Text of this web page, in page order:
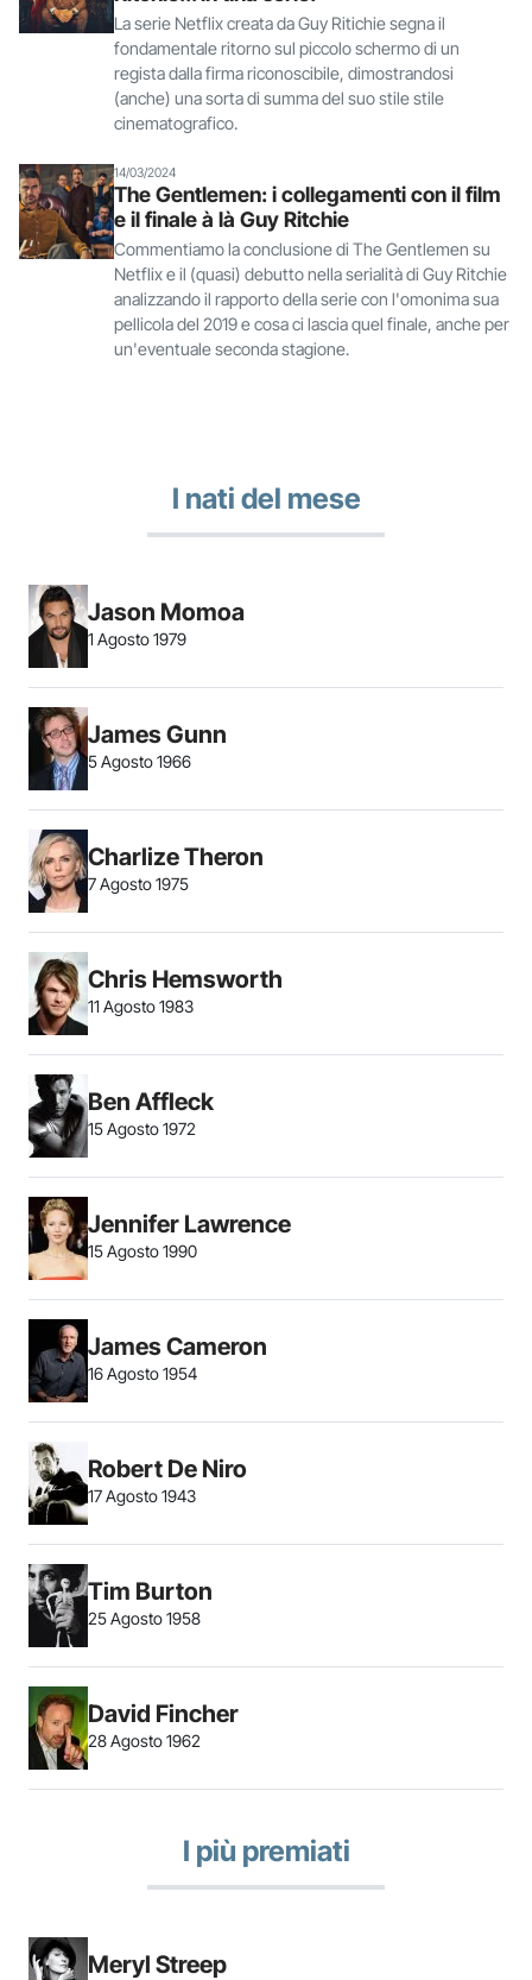
La serie Netflix creata da Guy Ritichie segna il
fondamentale ritorno sul piccolo schermo di un
regista dalla firma riconoscibile, dimostrandosi
(anche) una sorta di summa del suo stile stile
cinematografico.
14/03/2024
The Gentlemen: i collegamenti con il film
e il finale à là Guy Ritchie
Commentiamo la conclusione di The Gentlemen su
Netflix e il (quasi) debutto nella serialità di Guy Ritchie
analizzando il rapporto della serie con l'omonima sua
pellicola del 2019 e cosa ci lascia quel finale, anche per
un'eventuale seconda stagione.
I nati del mese
Jason Momoa
1 Agosto 1979
James Gunn
5 Agosto 1966
Charlize Theron
7 Agosto 1975
Chris Hemsworth
11 Agosto 1983
Ben Affleck
15 Agosto 1972
Jennifer Lawrence
15 Agosto 1990
James Cameron
16 Agosto 1954
Robert De Niro
17 Agosto 1943
Tim Burton
25 Agosto 1958
David Fincher
28 Agosto 1962
I più premiati
Meryl Streep